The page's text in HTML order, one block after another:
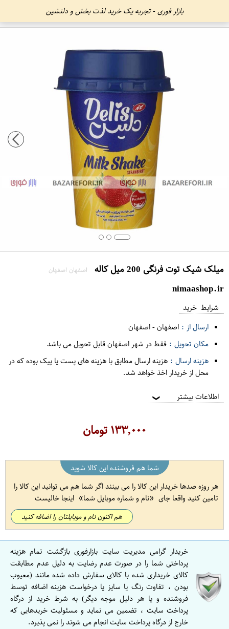
بازار فوری - تجربه یک خرید لذت بخش و دلنشین
میلک شیک توت فرنگی 200 میل کاله اصفهان اصفهان
nimaashop.ir
شرایط خرید
ارسال از : اصفهان-اصفهان
مکان تحویل : فقط در شهر اصفهان قابل تحویل می باشد
هزینه ارسال : هزینه ارسال مطابق با هزینه های پست یا پیک بوده که در
محل از خریدار اخذ خواهد شد.
اطلاعات بیشتر ❯
۱۳۳,۰۰۰تومان
شما هم فروشنده این کالا شوید
هر روزه صدها خریدار این کالا را می بینند اگر شما هم می توانید این کالا را
تامین کنید واقعا جای
نام و شماره موبایل شما اینجا خالیست
هم اکنون نام و موبایلتان را اضافه کنید
خریدار گرامی مدیریت سایت بازارفوری بازگشت تمام هزینه
پرداختی شما را در صورت عدم رضایت به دلیل عدم مطابقت
کالای خریداری شده با کالای سفارش داده شده مانند (معیوب
بودن ، تفاوت رنگ یا سایز یا درخواست هزینه اضافه توسط
فروشنده و یا هر دلیل موجه دیگر) به شرط خرید از درگاه
پرداخت سایت ، تضمین می نماید و مسئولیت خریدهایی که
خارج از درگاه پرداخت سایت انجام می شوند را نمی پذیرد.